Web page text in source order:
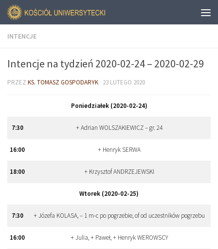
INTENCJE
Intencje na tydzień 2020-02-24 – 2020-02-29
PRZEZ KS. TOMASZ GOSPODARYK · 23 LUTEGO 2020
Poniedziałek (2020-02-24)
7:30 + Adrian WOLSZAKIEWICZ – gr. 24
16:00 + Henryk SERWA
18:00 + Krzysztof ANDRZEJEWSKI
Wtorek (2020-02-25)
7:30 + Józefa KOLASA, – 1 m-c po pogrzebie, of od uczestników pogrzebu
16:00 + Julia, + Paweł, + Henryk WEROWSCY